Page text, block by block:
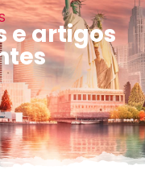
e artigos